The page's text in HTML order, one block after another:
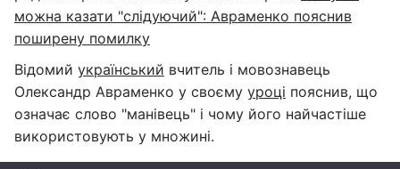
можна казати "слідуючий": Авраменко пояснив
поширену помилку
Відомий український вчитель і мовознавець
Олександр Авраменко у своєму уроці пояснив, що
означає слово "манівець" і чому його найчастіше
використовують у множині.